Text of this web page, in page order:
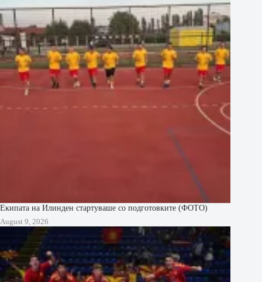
Екипата на Илинден стартуваше со подготовките (ФОТО)
August 9, 2026